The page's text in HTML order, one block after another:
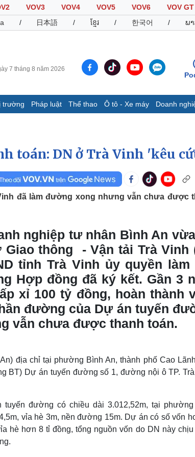
VOV3 VOV4 VOV5 VOV6
VOV GT
/ 日本語 / ខ្មែរ / 한국어 / ພ
7 tháng 8 năm 2026
trường Pháp luật Thể thao Ô tô - Xe máy Doanh
sống đó đây
Ảnh
E-Magazine
Infographic
thi đấu bóng đá
giới thể thao
trường
Xe máy
Tư vấn
khấu - Điện ảnh
học
Giải trí
Nghệ sĩ
Thời trang
Sao Việt
toán: DN ở Trà Vinh 'kêu
đã làm đường xong nhưng vẫn chưa được
nghiệp tư nhân Bình An
thông - Vận tải Trà Vinh
tỉnh Trà Vinh ủy quyền làm
Hợp đồng đã ký kết. Gần 3
xỉ 100 tỷ đồng, hoàn thành
đường của Dự án tuyến
vẫn chưa được thanh toán.
địa chỉ tại phường Bình An, thành phố Cao
BT) Dự án tuyến đường số 1, đường nội ô TP.
đường có chiều dài 3.012,52m, tại
vỉa hè 3m, nền đường 15m. Dự án có số vốn
hè hơn 8 tỉ đồng, tổng nguồn vốn do DN này chịu